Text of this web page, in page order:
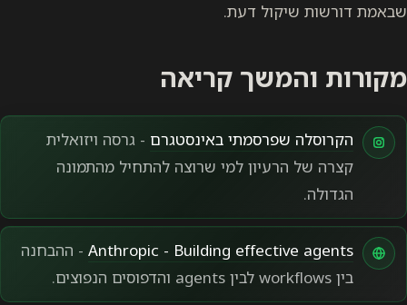
שבאמת דורשות שיקול דעת.
מקורות והמשך קריאה
Instagram
הקרוסלה שפרסמתי באינסטגרם - גרסה ויזואלית
קצרה של הרעיון למי שרוצה להתחיל מהתמונה
הגדולה.
מקור web
Anthropic - Building effective agents - ההבחנה
בין workflows לבין agents והדפוסים הנפוצים.